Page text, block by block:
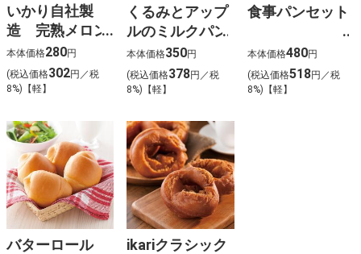
いかり自社製
造 完熟メロン
パン
本体価格280円
(税込価格302円／税
8%)【軽】
くるみとアップ
ルのミルクパン
本体価格350円
(税込価格378円／税
8%)【軽】
食事パンセット
本体価格480円
(税込価格518円／税
8%)【軽】
バターロール
ikariクラシック